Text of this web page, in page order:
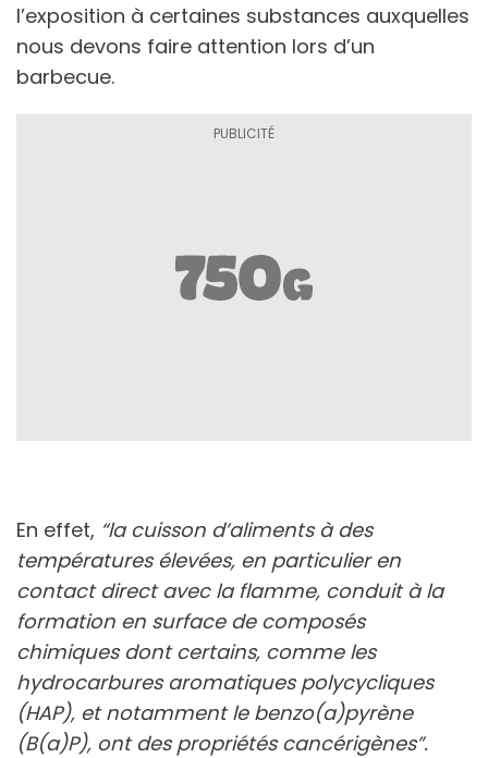
l’exposition à certaines substances auxquelles
nous devons faire attention lors d’un
barbecue.
En effet, “la cuisson d’aliments à des
températures élevées, en particulier en
contact direct avec la flamme, conduit à la
formation en surface de composés
chimiques dont certains, comme les
hydrocarbures aromatiques polycycliques
(HAP), et notamment le benzo(a)pyrène
(B(a)P), ont des propriétés cancérigènes”.